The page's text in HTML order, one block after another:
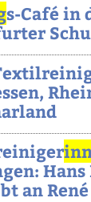
s-Café in
Hans
an